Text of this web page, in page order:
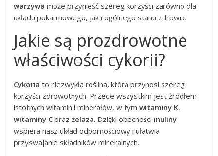
warzywa może przynieść szereg korzyści zarówno dla
układu pokarmowego, jak i ogólnego stanu zdrowia.
Jakie są prozdrowotne
właściwości cykorii?
Cykoria to niezwykła roślina, która przynosi szereg
korzyści zdrowotnych. Przede wszystkim jest źródłem
istotnych witamin i minerałów, w tymwitaminy K,
witaminy C orazżelaza. Dzięki obecności inuliny
wspiera nasz układ odpornościowy i ułatwia
przyswajanie składników mineralnych.